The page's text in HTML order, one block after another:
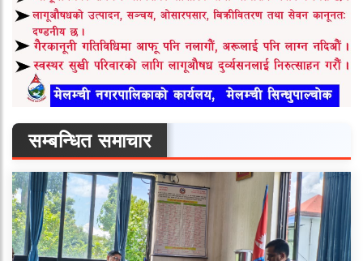
सम्बन्धित समाचार